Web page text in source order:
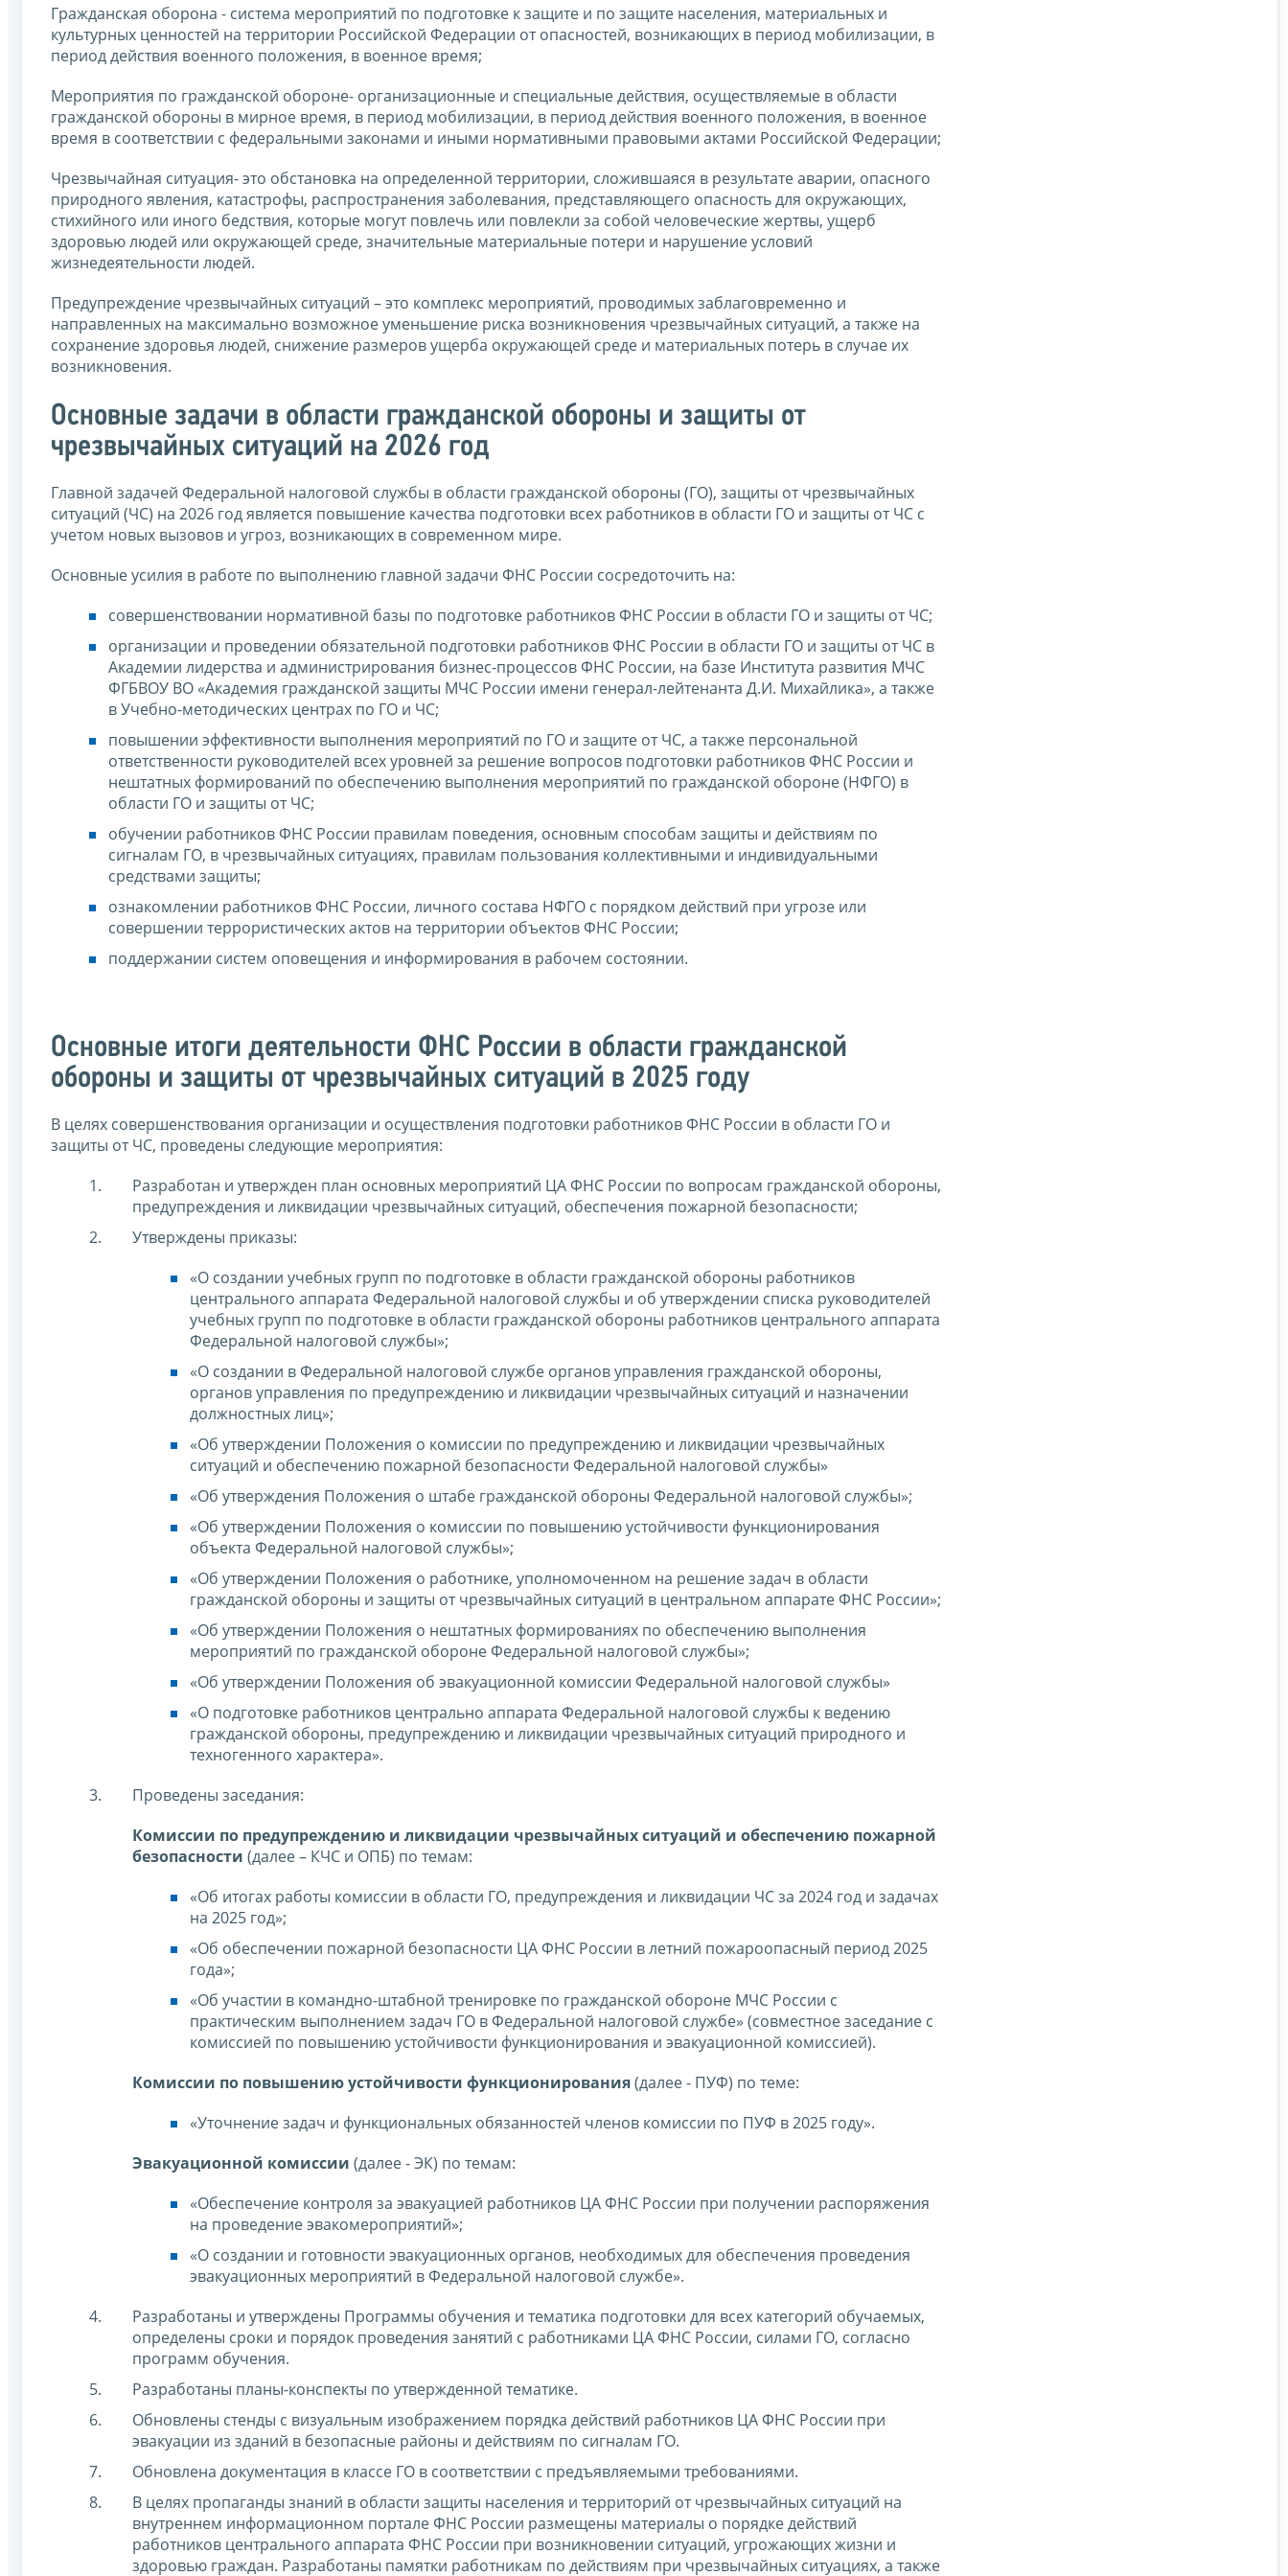
Гражданская оборона - система мероприятий по подготовке к защите и по защите населения, материальных и
культурных ценностей на территории Российской Федерации от опасностей, возникающих в период мобилизации, в
период действия военного положения, в военное время;
Мероприятия по гражданской обороне- организационные и специальные действия, осуществляемые в области
гражданской обороны в мирное время, в период мобилизации, в период действия военного положения, в военное
время в соответствии с федеральными законами и иными нормативными правовыми актами Российской Федерации;
Чрезвычайная ситуация- это обстановка на определенной территории, сложившаяся в результате аварии, опасного
природного явления, катастрофы, распространения заболевания, представляющего опасность для окружающих,
стихийного или иного бедствия, которые могут повлечь или повлекли за собой человеческие жертвы, ущерб
здоровью людей или окружающей среде, значительные материальные потери и нарушение условий
жизнедеятельности людей.
Предупреждение чрезвычайных ситуаций – это комплекс мероприятий, проводимых заблаговременно и
направленных на максимально возможное уменьшение риска возникновения чрезвычайных ситуаций, а также на
сохранение здоровья людей, снижение размеров ущерба окружающей среде и материальных потерь в случае их
возникновения.
Основные задачи в области гражданской обороны и защиты от
чрезвычайных ситуаций на 2026 год
Главной задачей Федеральной налоговой службы в области гражданской обороны (ГО), защиты от чрезвычайных
ситуаций (ЧС) на 2026 год является повышение качества подготовки всех работников в области ГО и защиты от ЧС с
учетом новых вызовов и угроз, возникающих в современном мире.
Основные усилия в работе по выполнению главной задачи ФНС России сосредоточить на:
совершенствовании нормативной базы по подготовке работников ФНС России в области ГО и защиты от ЧС;
организации и проведении обязательной подготовки работников ФНС России в области ГО и защиты от ЧС в
Академии лидерства и администрирования бизнес-процессов ФНС России, на базе Института развития МЧС
ФГБВОУ ВО «Академия гражданской защиты МЧС России имени генерал-лейтенанта Д.И. Михайлика», а также
в Учебно-методических центрах по ГО и ЧС;
повышении эффективности выполнения мероприятий по ГО и защите от ЧС, а также персональной
ответственности руководителей всех уровней за решение вопросов подготовки работников ФНС России и
нештатных формирований по обеспечению выполнения мероприятий по гражданской обороне (НФГО) в
области ГО и защиты от ЧС;
обучении работников ФНС России правилам поведения, основным способам защиты и действиям по
сигналам ГО, в чрезвычайных ситуациях, правилам пользования коллективными и индивидуальными
средствами защиты;
ознакомлении работников ФНС России, личного состава НФГО с порядком действий при угрозе или
совершении террористических актов на территории объектов ФНС России;
поддержании систем оповещения и информирования в рабочем состоянии.
Основные итоги деятельности ФНС России в области гражданской
обороны и защиты от чрезвычайных ситуаций в 2025 году
В целях совершенствования организации и осуществления подготовки работников ФНС России в области ГО и
защиты от ЧС, проведены следующие мероприятия:
Разработан и утвержден план основных мероприятий ЦА ФНС России по вопросам гражданской обороны,
предупреждения и ликвидации чрезвычайных ситуаций, обеспечения пожарной безопасности;
Утверждены приказы:
«О создании учебных групп по подготовке в области гражданской обороны работников
центрального аппарата Федеральной налоговой службы и об утверждении списка руководителей
учебных групп по подготовке в области гражданской обороны работников центрального аппарата
Федеральной налоговой службы»;
«О создании в Федеральной налоговой службе органов управления гражданской обороны,
органов управления по предупреждению и ликвидации чрезвычайных ситуаций и назначении
должностных лиц»;
«Об утверждении Положения о комиссии по предупреждению и ликвидации чрезвычайных
ситуаций и обеспечению пожарной безопасности Федеральной налоговой службы»
«Об утверждения Положения о штабе гражданской обороны Федеральной налоговой службы»;
«Об утверждении Положения о комиссии по повышению устойчивости функционирования
объекта Федеральной налоговой службы»;
«Об утверждении Положения о работнике, уполномоченном на решение задач в области
гражданской обороны и защиты от чрезвычайных ситуаций в центральном аппарате ФНС России»;
«Об утверждении Положения о нештатных формированиях по обеспечению выполнения
мероприятий по гражданской обороне Федеральной налоговой службы»;
«Об утверждении Положения об эвакуационной комиссии Федеральной налоговой службы»
«О подготовке работников центрально аппарата Федеральной налоговой службы к ведению
гражданской обороны, предупреждению и ликвидации чрезвычайных ситуаций природного и
техногенного характера».
Проведены заседания:
Комиссии по предупреждению и ликвидации чрезвычайных ситуаций и обеспечению пожарной
безопасности (далее – КЧС и ОПБ) по темам:
«Об итогах работы комиссии в области ГО, предупреждения и ликвидации ЧС за 2024 год и задачах
на 2025 год»;
«Об обеспечении пожарной безопасности ЦА ФНС России в летний пожароопасный период 2025
года»;
«Об участии в командно-штабной тренировке по гражданской обороне МЧС России с
практическим выполнением задач ГО в Федеральной налоговой службе» (совместное заседание с
комиссией по повышению устойчивости функционирования и эвакуационной комиссией).
Комиссии по повышению устойчивости функционирования(далее - ПУФ) по теме:
«Уточнение задач и функциональных обязанностей членов комиссии по ПУФ в 2025 году».
Эвакуационной комиссии (далее - ЭК) по темам:
«Обеспечение контроля за эвакуацией работников ЦА ФНС России при получении распоряжения
на проведение эвакомероприятий»;
«О создании и готовности эвакуационных органов, необходимых для обеспечения проведения
эвакуационных мероприятий в Федеральной налоговой службе».
Разработаны и утверждены Программы обучения и тематика подготовки для всех категорий обучаемых,
определены сроки и порядок проведения занятий с работниками ЦА ФНС России, силами ГО, согласно
программ обучения.
Разработаны планы-конспекты по утвержденной тематике.
Обновлены стенды с визуальным изображением порядка действий работников ЦА ФНС России при
эвакуации из зданий в безопасные районы и действиям по сигналам ГО.
Обновлена документация в классе ГО в соответствии с предъявляемыми требованиями.
В целях пропаганды знаний в области защиты населения и территорий от чрезвычайных ситуаций на
внутреннем информационном портале ФНС России размещены материалы о порядке действий
работников центрального аппарата ФНС России при возникновении ситуаций, угрожающих жизни и
здоровью граждан. Разработаны памятки работникам по действиям при чрезвычайных ситуациях, а также